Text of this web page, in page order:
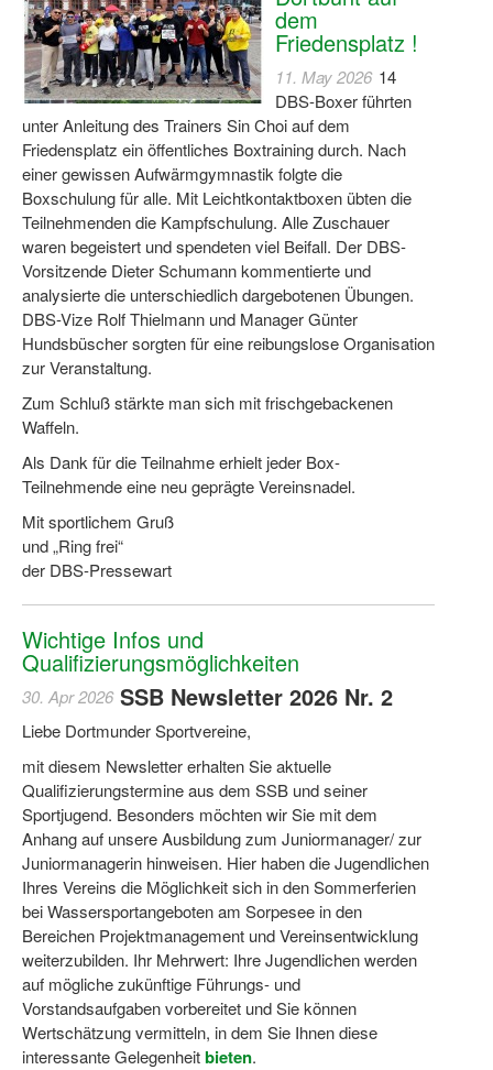
dem
Friedensplatz !
11. May 2026 14
DBS-Boxer führten
unter Anleitung des Trainers Sin Choi auf dem
Friedensplatz ein öffentliches Boxtraining durch. Nach
einer gewissen Aufwärmgymnastik folgte die
Boxschulung für alle. Mit Leichtkontaktboxen übten die
Teilnehmenden die Kampfschulung. Alle Zuschauer
waren begeistert und spendeten viel Beifall. Der DBS-
Vorsitzende Dieter Schumann kommentierte und
analysierte die unterschiedlich dargebotenen Übungen.
DBS-Vize Rolf Thielmann und Manager Günter
Hundsbüscher sorgten für eine reibungslose Organisation
zur Veranstaltung.
Zum Schluß stärkte man sich mit frischgebackenen
Waffeln.
Als Dank für die Teilnahme erhielt jeder Box-
Teilnehmende eine neu geprägte Vereinsnadel.
Mit sportlichem Gruß
und „Ring frei“
der DBS-Pressewart
Wichtige Infos und
Qualifizierungsmöglichkeiten
30. Apr 2026 SSB Newsletter 2026 Nr. 2
Liebe Dortmunder Sportvereine,
mit diesem Newsletter erhalten Sie aktuelle
Qualifizierungstermine aus dem SSB und seiner
Sportjugend. Besonders möchten wir Sie mit dem
Anhang auf unsere Ausbildung zum Juniormanager/ zur
Juniormanagerin hinweisen. Hier haben die Jugendlichen
Ihres Vereins die Möglichkeit sich in den Sommerferien
bei Wassersportangeboten am Sorpesee in den
Bereichen Projektmanagement und Vereinsentwicklung
weiterzubilden. Ihr Mehrwert: Ihre Jugendlichen werden
auf mögliche zukünftige Führungs- und
Vorstandsaufgaben vorbereitet und Sie können
Wertschätzung vermitteln, in dem Sie Ihnen diese
interessante Gelegenheitbieten.